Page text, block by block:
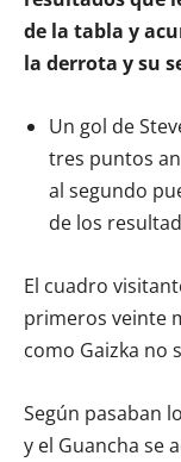
de la tabla y
la derrota y su
Un gol de
tres puntos
al segundo
de los
El cuadro
primeros veinte
como Gaizka no
Según pasaban
y el Guancha se